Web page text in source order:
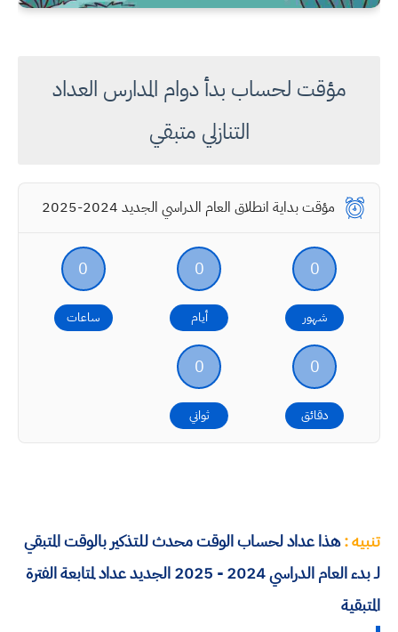
مؤقت لحساب بدأ دوام المدارس العداد
التنازلي متبقي
مؤقت بداية انطلاق العام الدراسي الجديد 2024-2025
0
شهور
0
أيام
0
ساعات
0
دقائق
0
ثواني
تنبيه :هذا عداد لحساب الوقت محدث للتذكير بالوقت المتبقي
لـ بدء العام الدراسي 2024 - 2025 الجديد عداد لمتابعة الفترة
المتبقية